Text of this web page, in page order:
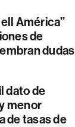
América”
de
dudas
dato de
menor
de tasas de